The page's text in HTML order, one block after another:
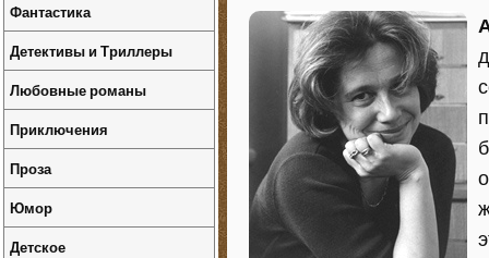
Фантастика
Детективы и Триллеры
Любовные романы
Приключения
Проза
Юмор
Детское